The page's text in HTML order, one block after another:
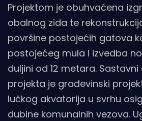
Projektom je obuhvaćena
obalnog zida te
površine postojećih gatova
postojećeg mula i izvedba
duljini od 12 metara.
projekta je građevinski
lučkog akvatorija u svrhu
dubine komunalnih vezova.